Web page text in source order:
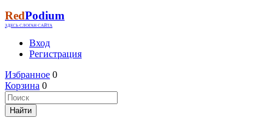
RedPodium
ЗДЕСЬ СЛОГАН САЙТА
Вход
Регистрация
Избранное 0
Корзина 0